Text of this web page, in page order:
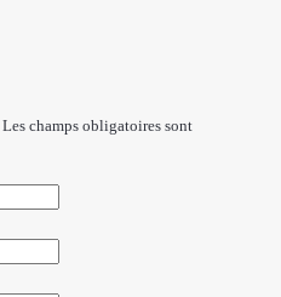
Les champs obligatoires sont